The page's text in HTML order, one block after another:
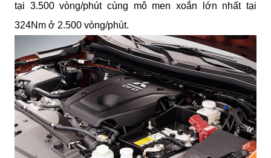
tại 3.500 vòng/phút cùng mô men xoắn lớn nhất tại
324Nm ở 2.500 vòng/phút.